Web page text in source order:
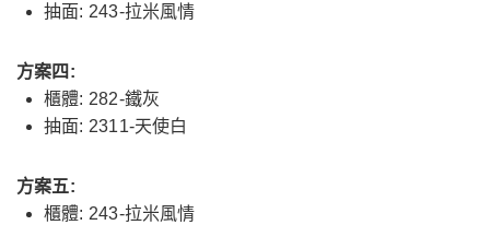
抽面: 243-拉米風情
方案四:
櫃體: 282-鐵灰
抽面: 2311-天使白
方案五:
櫃體: 243-拉米風情